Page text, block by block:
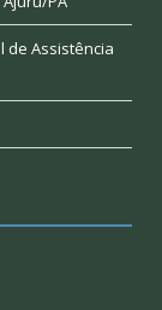
de Assistência